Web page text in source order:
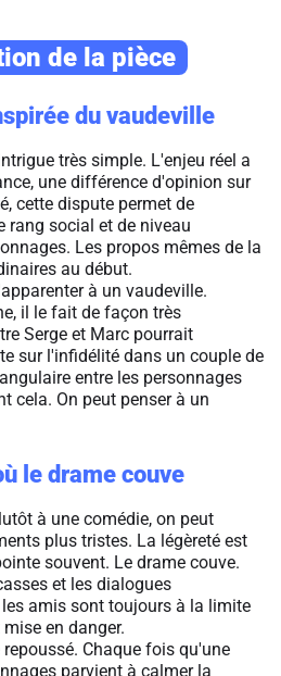
de la pièce
du vaudeville
très simple. L'enjeu réel a
une différence d'opinion sur
cette dispute permet de
rang social et de niveau
Les propos mêmes de la
au début.
à un vaudeville.
il le fait de façon très
Serge et Marc pourrait
sur l'infidélité dans un couple de
entre les personnages
cela. On peut penser à un
le drame couve
à une comédie, on peut
plus tristes. La légèreté est
souvent. Le drame couve.
et les dialogues
amis sont toujours à la limite
en danger.
Chaque fois qu'une
parvient à calmer la